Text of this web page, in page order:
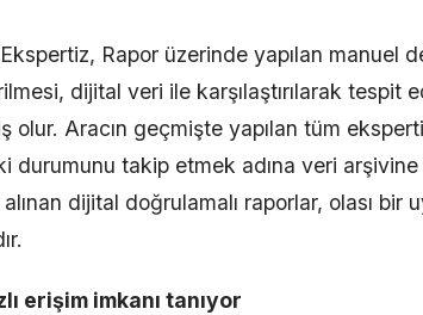
, Rapor üzerinde yapılan manuel
dijital veri ile karşılaştırılarak
olur. Aracın geçmişte yapılan tüm
durumunu takip etmek adına veri arşivine
dijital doğrulamalı raporlar, olası bir
erişim imkanı tanıyor